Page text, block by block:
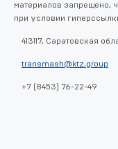
материалов запрещено,
при условии
413117, Саратовская
transmash@ktz.group
+7 (8453) 76-22-49